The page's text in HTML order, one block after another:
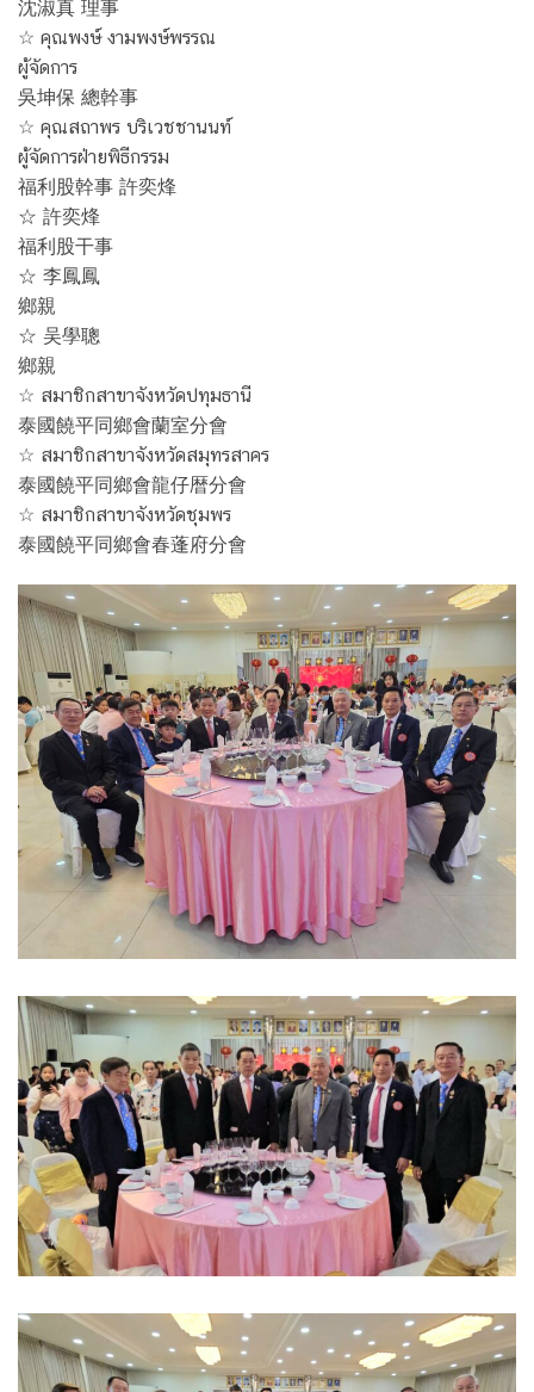
沈淑真 理事
☆ คุณพงษ์ งามพงษ์พรรณ
ผู้จัดการ
吳坤保 總幹事
☆ คุณสถาพร บริเวชชานนท์
ผู้จัดการฝ่ายพิธีกรรม
福利股幹事 許奕烽
☆ 許奕烽
福利股干事
☆ 李鳳鳳
鄉親
☆ 吴學聰
鄉親
☆ สมาชิกสาขาจังหวัดปทุมธานี
泰國饒平同鄉會蘭室分會
☆ สมาชิกสาขาจังหวัดสมุทรสาคร
泰國饒平同鄉會龍仔暦分會
☆ สมาชิกสาขาจังหวัดชุมพร
泰國饒平同鄉會春蓬府分會